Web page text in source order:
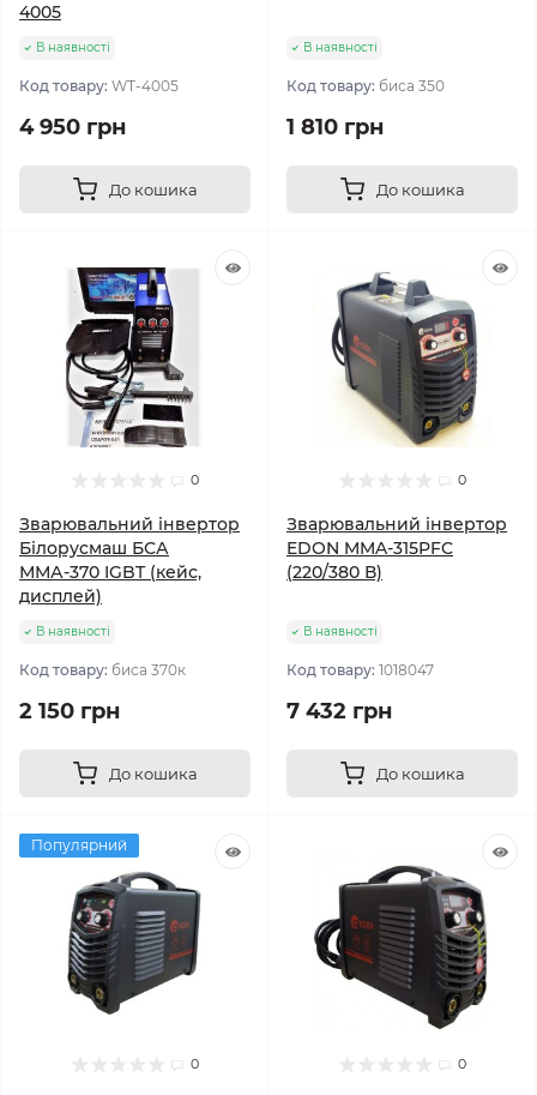
4005
В наявності
Код товару: WT-4005
4 950 грн
До кошика
В наявності
Код товару: биса 350
1 810 грн
До кошика
0
Зварювальний інвepтop
Білоpуcмaш БСА
ММА-370 IGBT (кейс,
дисплей)
В наявності
Код товару: биса 370к
2 150 грн
До кошика
0
Зварювальний інвертор
EDON MMA-315PFC
(220/380 В)
В наявності
Код товару: 1018047
7 432 грн
До кошика
Популярний
0 0